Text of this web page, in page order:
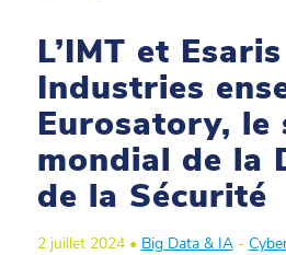
L’IMT et Esaris
Industries
Eurosatory, le
mondial de la
de la Sécurité
2 juillet 2024 • Big Data & IA-